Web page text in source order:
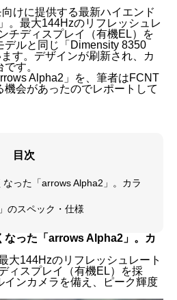
けに提供する最新ハイエンド
。最大144Hzのリフレッシュレ
チディスプレイ（有機EL）を
デルと同じ「Dimensity 8350
す。デザインが刷新され、カ
す。
Alpha2」を、筆者はFCNT
会があったのでレポートして
目次
った「arrows Alpha2」。カラ
のスペック・仕様
なった「arrows Alpha2」。カ
大144Hzのリフレッシュレート
ィスプレイ（有機EL）を採
インカメラを備え、ピーク輝度